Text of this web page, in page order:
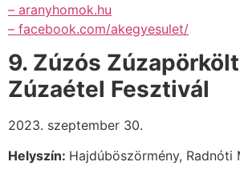
– aranyhomok.hu
– facebook.com/akegyesulet/
9. Zúzós
Zúzaétel Fesztivál
2023. szeptember 30.
Helyszín: Hajdúböszörmény, Radnóti